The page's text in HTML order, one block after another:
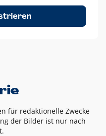
von jeweils einer
alle Richtungen
für redaktionelle Zwecke
der Bilder ist nur nach